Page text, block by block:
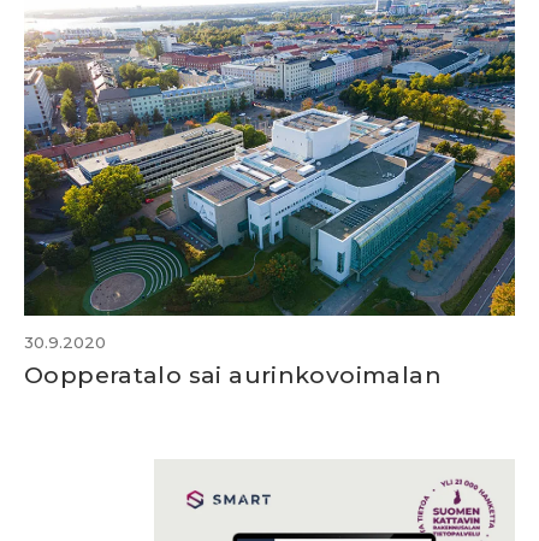
30.9.2020
Oopperatalo sai aurinkovoimalan